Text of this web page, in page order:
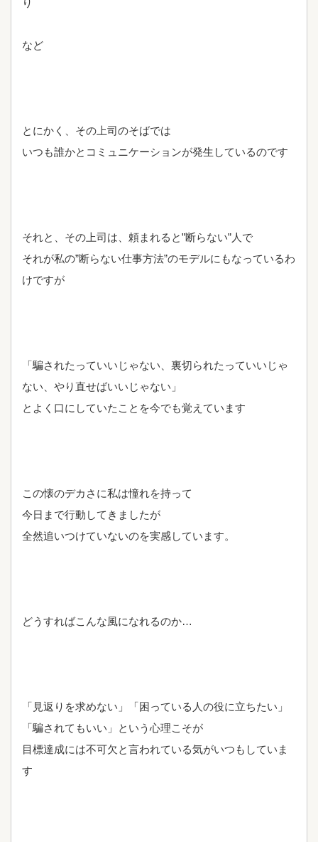
り
など
とにかく、その上司のそばでは
いつも誰かとコミュニケーションが発生しているのです
それと、その上司は、頼まれると”断らない”人で
それが私の”断らない仕事方法”のモデルにもなっているわ
けですが
「騙されたっていいじゃない、裏切られたっていいじゃ
ない、やり直せばいいじゃない」
とよく口にしていたことを今でも覚えています
この懐のデカさに私は憧れを持って
今日まで行動してきましたが
全然追いつけていないのを実感しています。
どうすればこんな風になれるのか…
「見返りを求めない」「困っている人の役に立ちたい」
「騙されてもいい」という心理こそが
目標達成には不可欠と言われている気がいつもしていま
す